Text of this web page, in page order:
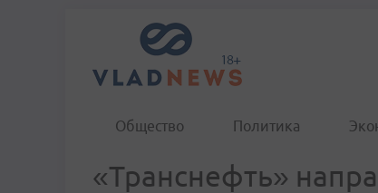
Общество Политика
«Транснефть»